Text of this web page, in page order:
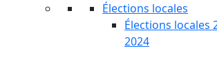
Élections locales
Élections locales
2024